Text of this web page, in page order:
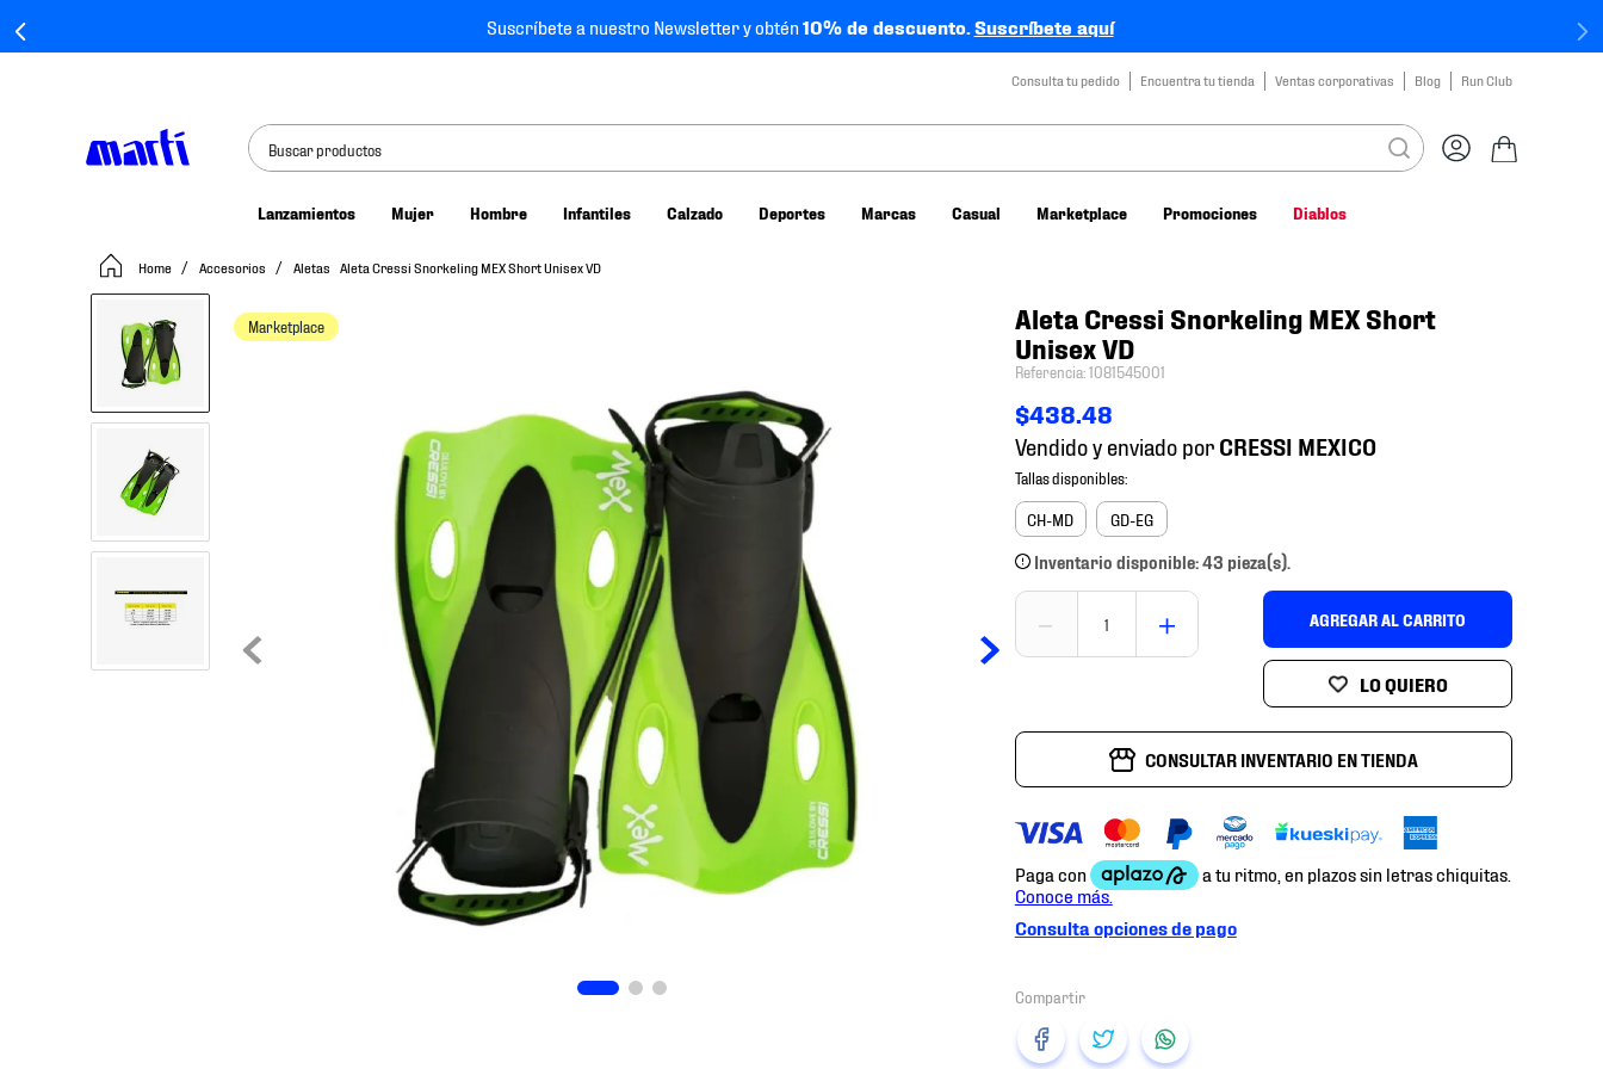
Suscríbete a nuestro Newsletter y obtén10% de descuento.Suscríbete aquí
Consulta tu pedido Encuentra tu tienda Ventas corporativas Blog Run Club
Buscar productos
Lanzamientos Mujer Hombre Infantiles Calzado Deportes Marcas Casual Marketplace Promociones Diablos
Accesorios Aletas Aleta Cressi Snorkeling MEX Short Unisex VD
Marketplace
Aleta Cressi Snorkeling MEX Short
Unisex VD
Referencia:1081545001
$438.48
Vendido y enviado por
CH-MD GD-EG
Inventario disponible: 43 pieza(s).
＋
－ AGREGAR AL CARRITO
CONSULTAR INVENTARIO EN TIENDA
Consulta opciones de pago
tenis mujer
tenis hombre
tenis niño